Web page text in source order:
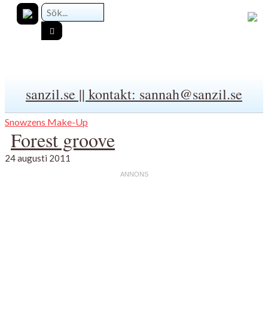
sanzil.se || kontakt: sannah@sanzil.se
Snowzens Make-Up
Forest groove
24 augusti 2011